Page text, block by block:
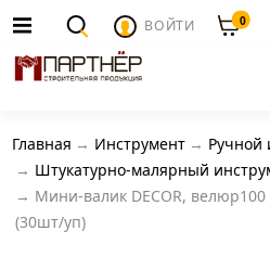
ВОЙТИ 0
Главная Инструмент
Ручной
Штукатурно-малярный
Мини-валик DECOR,
(30шт/уп)